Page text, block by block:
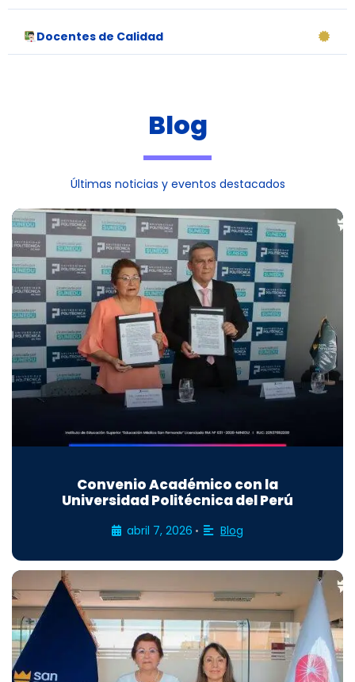
Docentes de Calidad
Blog
Últimas noticias y eventos destacados
Convenio Académico con la
Universidad Politécnica del Perú
abril 7, 2026 • Blog